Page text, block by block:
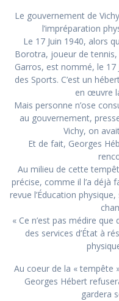
Le gouvernement de
l’impréparation
Le 17 Juin 1940, alors
Borotra, joueur de
Garros, est nommé, le 17
des Sports. C’est un
en œuvre
Mais personne n’ose
au gouvernement,
Vichy, on
Et de fait, Georges
Au milieu de cette
précise, comme il l’a déjà
revue l’Éducation
« Ce n’est pas médire
des services d’État à
Au coeur de la « tempête
Georges Hébert
gardera